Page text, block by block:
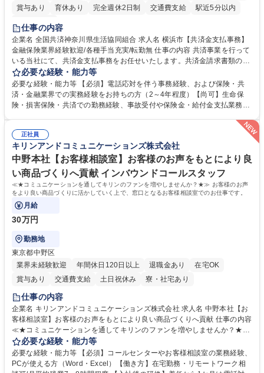
賞与あり 育休あり 完全週休2日制 交通費支給
駅近5分以内
土日祝休み
仕事の内容
企業名 全国共済神奈川県生活協同組合 求人名 横浜市【共済金支払事務】
金融保険業界経験歓迎/各種手当充実/転勤無 仕事の内容 共済事業を行って
いる当社にて、共済金支払事務をお任せいたします。共済金請求書類の受
付・内容確認・審査・データ入力のほか、加入者様や医療機関等からの問
い合わせ電話対応や書類発送等を担当します。 ■共済金請求書類の受付、
内容確認、および共済金支払に関する審査・事務処理業務全般を担当 ■専
用システムへのデータ入力、各種必要書類の作成・発送作業 ■加入者様や
調査の対応および業務プロセスの改善活動 【業務内容の変更範囲】当社の
指定する業務 募集職種 横浜市【共済金支払事務】金融保険業界経験歓迎/
各種手当充実/転勤無
必要な経験・能力等
必要な経験・能力等 【必須】電話応対を伴う事務経験、および保険・共
済・金融業界での実務経験をお持ちの方（2～4年程度）【尚可】生命保
険・損害保険・共済での勤務経験、事故受付や保険金・給付金支払業務経
■チームワークを大切にし、素直に学べる方★外勤の保険営業から内勤事
務へのキャリアチェンジ希望者も大歓迎です！ 学歴・資格 学歴：大学院
大学 高専 短大 専修学校 高校 語学力： 資格：
正社員
キリンアンドコミュニケーションズ株式会社
中野本社【お客様相談室】お客様のお声をもとにより良
い商品づくりへ貢献 インバウンドコールスタッフ
≪★コミュニケーションを通してキリンのファンを増やしませんか？★≫ お客様のお声
をより良い商品づくりに活かしていく上で、窓口となるお客様相談室でのお仕事です。
月給
30万円
勤務地
東京都中野区
業界未経験歓迎
年間休日120日以上 退職金あり
在宅OK
賞与あり
交通費支給 土日祝休み 寮・社宅あり
仕事の内容
企業名 キリンアンドコミュニケーションズ株式会社 求人名 中野本社【お
客様相談室】お客様のお声をもとにより良い商品づくりへ貢献 仕事の内容
≪★コミュニケーションを通してキリンのファンを増やしませんか？★≫
お客様のお声をより良い商品づくりに活かしていく上で、窓口となるお客
様相談室でのお仕事です。 日々お客様からいただくキリングループへのご
意見を、企業活動に活かしています。お客様からの声に迅速かつ誠意をも
必要な経験・能力等
必要な経験・能力等 【必須】コールセンターやお客様相談室の業務経験、
PCが使える方（Word・Excel）【働き方】在宅勤務・リモートワーク相